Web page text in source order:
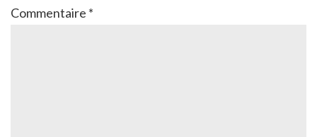
Commentaire *